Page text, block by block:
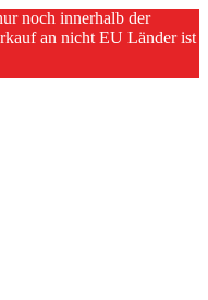
noch innerhalb der
an nicht EU Länder ist